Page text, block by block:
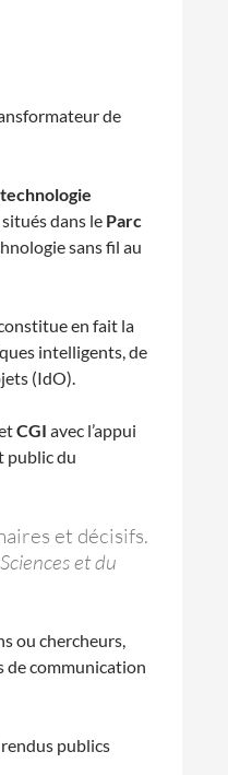
de
dans le Parc
sans fil au
en fait la
intelligents, de
(IdO).
CGI avec l’appui
public du
et décisifs.
et du
ou chercheurs,
de communication
rendus publics